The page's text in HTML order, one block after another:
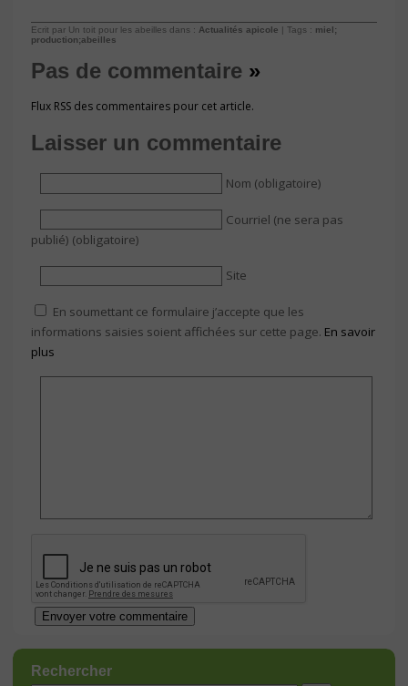
Ecrit par Un toit pour les abeilles dans : Actualités apicole | Tags : miel;
production;abeilles
Pas de commentaire »
Flux RSS des commentaires pour cet article.
Laisser un commentaire
Nom (obligatoire)
Courriel (ne sera pas
publié) (obligatoire)
Site
En soumettant ce formulaire j’accepte que les
informations saisies soient affichées sur cette page. En savoir
plus
Rechercher